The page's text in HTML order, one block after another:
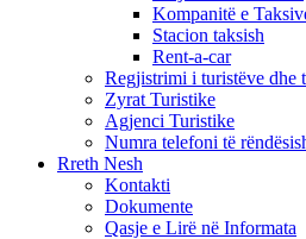
Kompanitë e
Stacion taksish
Rent-a-car
Regjistrimi i turistëve dhe
Zyrat Turistike
Agjenci Turistike
Numra telefoni të
Rreth Nesh
Kontakti
Dokumente
Qasje e Lirë në Informata